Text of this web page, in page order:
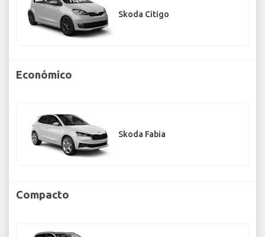
Skoda Citigo
Económico
Skoda Fabia
Compacto